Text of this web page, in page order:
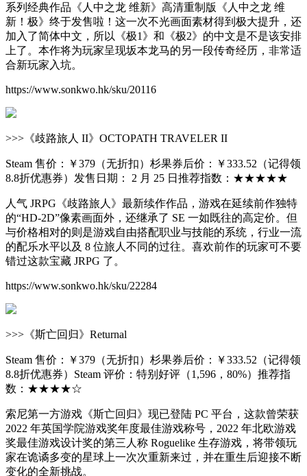
系列经典作品《人中之龙 维新》高清重制版《人中之龙 维
新！极》终于发售啦！这一次不光画面素材得到极大提升，还
加入了简体中文，所以《极1》和《极2》的中文是不是该安排
上了。本作将为玩家呈现坂本龙马的另一段传奇经历，非常适
合新玩家入坑。
https://www.sonkwo.hk/sku/20116
>>>《歧路旅人 II》OCTOPATH TRAVELER II
Steam 售价：￥379（无折扣）杉果券后价：￥333.52（记得领
8.8折优惠券）发售日期： 2 月 25 日推荐指数：★★★★★
人气 JRPG《歧路旅人》最新续作作品，游戏在延续前作独特
的“HD-2D”像素画面外，还继承了 SE 一如既往的高定价。但
与价格相对的则是游戏自由搭配职业与技能的系统，行业一流
的配乐水平以及 8 位旅人不同的过往。喜欢前作的玩家可不要
错过这款宝藏 JRPG 了。
https://www.sonkwo.hk/sku/22284
>>>《斯亡回归》Returnal
Steam 售价：￥379（无折扣）杉果券后价：￥333.52（记得领
8.8折优惠券）Steam 评价：特别好评（1,596，80%）推荐指
数：★★★★☆
索尼第一方游戏《斯亡回归》现已登陆 PC 平台，这款曾荣获
2022 年英国学院游戏奖年度最佳游戏称号，2022 年北欧游戏
奖最佳游戏设计奖的第三人称 Roguelike 生存游戏，将带领玩
家在诡谲多变的星球上一次次重新来过，并在重生后迎接不断
变化的全新挑战。